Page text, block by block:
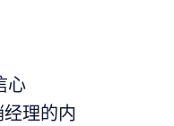
心
理的内